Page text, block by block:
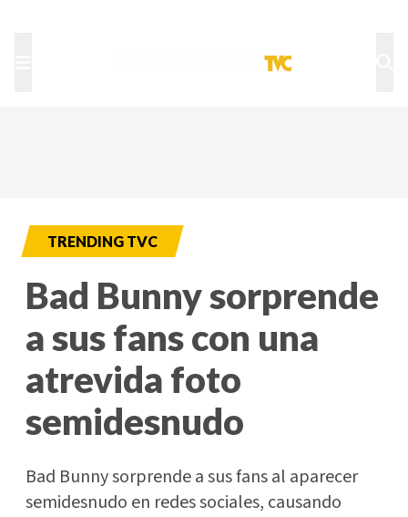
TRENDING TVC
Bad Bunny sorprende
a sus fans con una
atrevida foto
semidesnudo
Bad Bunny sorprende a sus fans al aparecer
semidesnudo en redes sociales, causando